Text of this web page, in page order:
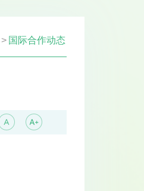
> 国际合作动态